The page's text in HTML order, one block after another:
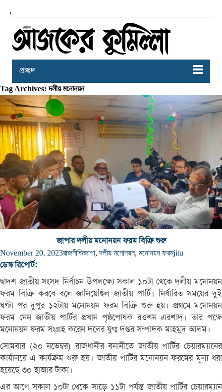
,
প্রচ্ছদ
Tag Archives: দলীয় মনোনয়ন
জাপার দলীয় মনোনয়ন ফরম বিক্রি শুরু
November 20, 2023রাজনীতিজাপা,দলীয় মনোনয়ন, মনোনয়ন ফরমjitu
ডেস্ক রিপোর্ট:
দ্বাদশ জাতীয় সংসদ নির্বাচন উপলক্ষ্যে সকাল ১০টা থেকে দলীয় মনোনয়ন
ফরম বিক্রি করবে বলে জানিয়েছিল জাতীয় পার্টি। নির্ধারিত সময়ের দুই
ঘণ্টা পর দুপুর ১২টায় মনোনয়ন ফরম বিক্রি শুরু হয়। প্রথমে মনোনয়ন
ফরম নেন জাতীয় পার্টির প্রধান পৃষ্ঠপোষক রওশন এরশাদ। তার পক্ষে
মনোনয়ন ফরম সংগ্রহ করেন দলের যুগ্ম দপ্তর সম্পাদক মাহমুদ আলম।
সোমবার (২০ নভেম্বর) রাজধানীর বনানীতে জাতীয় পার্টির চেয়ারম্যানের
কার্যালয়ে এ কার্যক্রম শুরু হয়। জাতীয় পার্টির মনোনয়ন ফরমের মূল্য ধরা
হয়েছে ৩০ হাজার টাকা।
এর আগে সকাল ১০টা থেকে সাড়ে ১১টা পর্যন্ত জাতীয় পার্টির চেয়ারম্যান